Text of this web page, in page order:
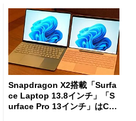
Snapdragon X2搭載「Surfa
ce Laptop 13.8インチ」「S
urface Pro 13インチ」はCop